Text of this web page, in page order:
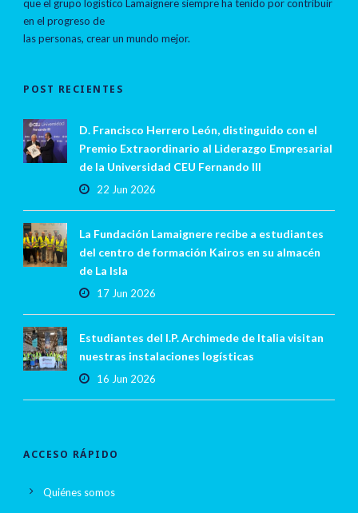
que el grupo logístico Lamaignere siempre ha tenido por contribuir
en el progreso de
las personas, crear un mundo mejor.
POST RECIENTES
D. Francisco Herrero León, distinguido con el
Premio Extraordinario al Liderazgo Empresarial
de la Universidad CEU Fernando III
22 Jun 2026
La Fundación Lamaignere recibe a estudiantes
del centro de formación Kairos en su almacén
de La Isla
17 Jun 2026
Estudiantes del I.P. Archimede de Italia visitan
nuestras instalaciones logísticas
16 Jun 2026
ACCESO RÁPIDO
Quiénes somos